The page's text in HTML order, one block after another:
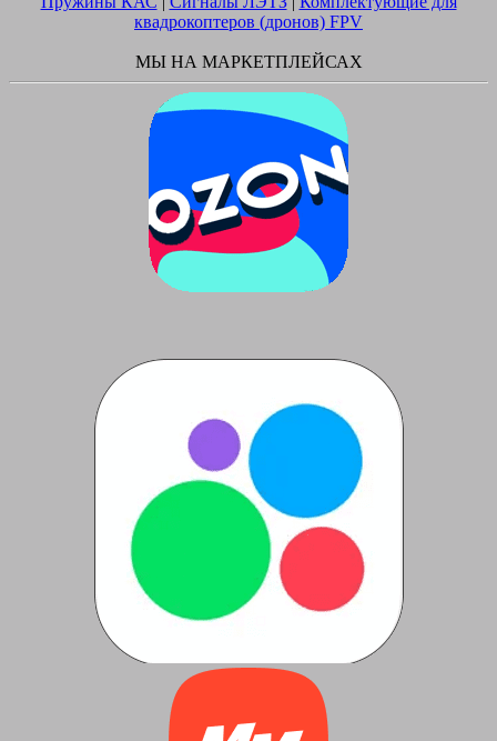
квадрокоптеров (дронов) FPV
МЫ НА МАРКЕТПЛЕЙСАХ